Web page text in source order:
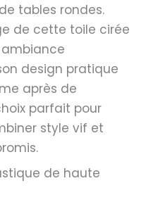
tables rondes.
de cette toile cirée
design pratique
après de
parfait pour
style vif et
de haute